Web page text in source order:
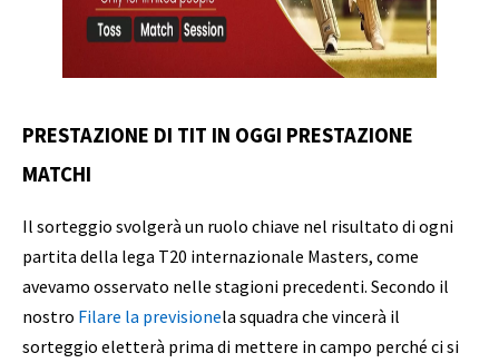
PRESTAZIONE DI TIT IN OGGI PRESTAZIONE
MATCHI
Il sorteggio svolgerà un ruolo chiave nel risultato di ogni
partita della lega T20 internazionale Masters, come
avevamo osservato nelle stagioni precedenti. Secondo il
nostro Filare la previsionela squadra che vincerà il
sorteggio eletterà prima di mettere in campo perché ci si